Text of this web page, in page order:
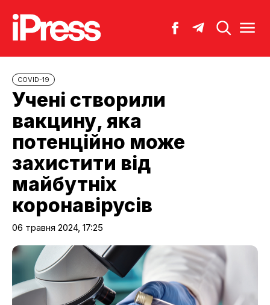
COVID-19
Учені створили
вакцину, яка
потенційно може
захистити від
майбутніх
коронавірусів
06 травня 2024, 17:25